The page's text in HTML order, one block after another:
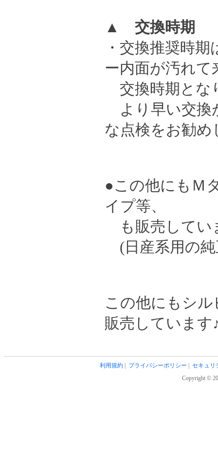
▲ 交換時期
・交換推奨時
ー内面が汚れて
交換時期とな
より早い交換
な点検をお勧め
●この他にもＭ
イプ等、
も販売してい
(日産系用の純
この他にもシ
販売しています
利用規約 プライバシーポリシー
セキュリ
Copyright ©